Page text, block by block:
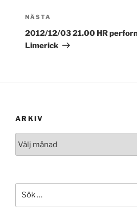
Nästa
inlägg
NÄSTA
2012/12/03 21.00 HR
Limerick
ARKIV
efter: